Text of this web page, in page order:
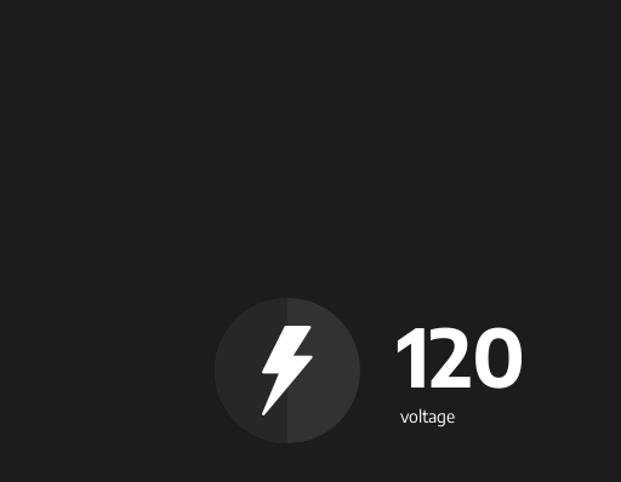
120
voltage